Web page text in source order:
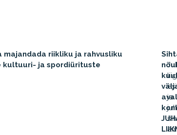
riikliku ja rahvusliku
kultuuri- ja spordiürituste
ja